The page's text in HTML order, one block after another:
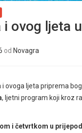
i ovog ljeta
od Novagra
i ovoga ljeta priprema
, ljetni program koji kroz
i četvrtkom u